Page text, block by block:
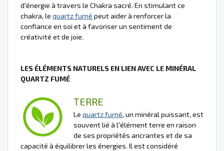
d'énergie à travers le Chakra sacré. En stimulant ce
chakra, le quartz fumé peut aider à renforcer la
confiance en soi et à favoriser un sentiment de
créativité et de joie.
LES ÉLÉMENTS NATURELS EN LIEN AVEC LE MINÉRAL
QUARTZ FUMÉ
TERRE
Le quartz fumé, un minéral puissant, est
souvent lié à l'élément terre en raison
de ses propriétés ancrantes et de sa
capacité à équilibrer les énergies. Il est considéré